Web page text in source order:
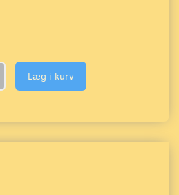
Læg i kurv